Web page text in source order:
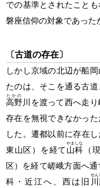
での基準とされたこと
磐座信仰の対象であった
〔古道の存在〕
しかし京域の北辺が船
たのは、そこを通る古
高野
たかの
川を渡って西へ走り
存在を無視できなかっ
した。遷都以前に存在
東山区） を経て山科
やましな
（
区） を経て嵯峨方面へ
科・近江へ、西は旧
せん